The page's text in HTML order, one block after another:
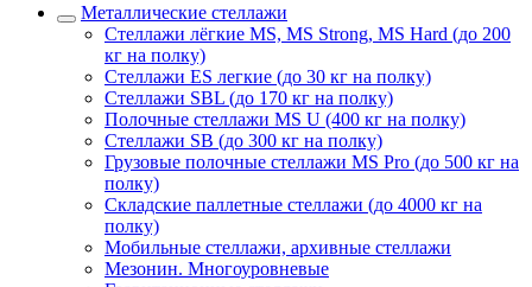
Металлические стеллажи
Стеллажи лёгкие MS, MS Strong, MS Hard (до 200
кг на полку)
Стеллажи ES легкие (до 30 кг на полку)
Стеллажи SBL (до 170 кг на полку)
Полочные стеллажи MS U (400 кг на полку)
Стеллажи SB (до 300 кг на полку)
Грузовые полочные стеллажи MS Pro (до 500 кг на
полку)
Складские паллетные стеллажи (до 4000 кг на
полку)
Мобильные стеллажи, архивные стеллажи
Мезонин. Многоуровневые